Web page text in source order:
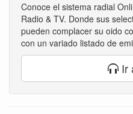
Conoce el sistema radial
Radio & TV. Donde sus
pueden complacer su oido
con un variado listado de
Ir